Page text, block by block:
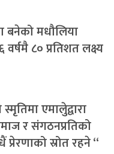
बनेको मधौलिया
८० प्रतिशत लक्ष्य
एमालेुद्वारा
र संगठनप्रतिको
स्रोत रहने “